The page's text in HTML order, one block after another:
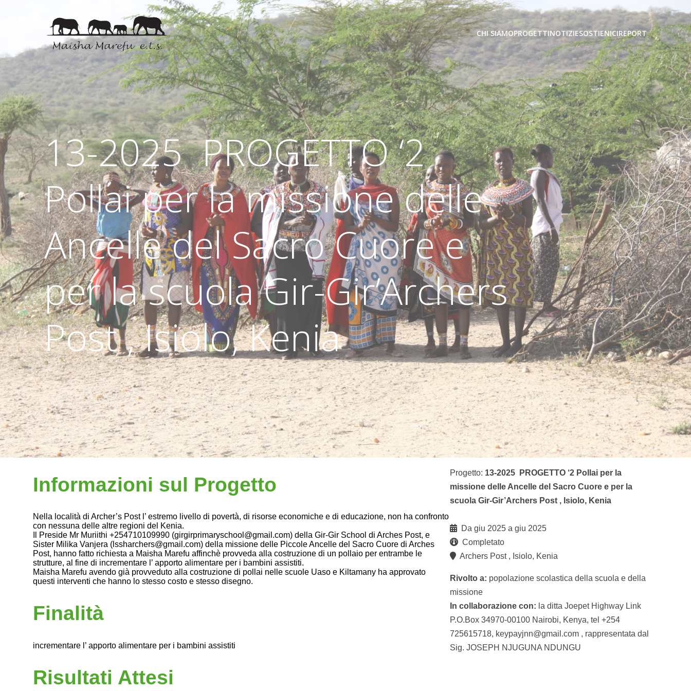
CHI SIAMOPROGETTINOTIZIESOSTIENICIREPORT
13-2025 PROGETTO ‘2
Pollai per la missione delle
Ancelle del Sacro Cuore e
per la scuola Gir-Gir’Archers
Post , Isiolo, Kenia
Informazioni sul Progetto
Nella località di Archer’s Post l’ estremo livello di povertà, di risorse economiche e di educazione, non ha confronto
con nessuna delle altre regioni del Kenia.
Il Preside Mr Muriithi +254710109990 (girgirprimaryschool@gmail.com) della Gir-Gir School di Arches Post, e
Sister Milika Vanjera (lssharchers@gmail.com) della missione delle Piccole Ancelle del Sacro Cuore di Arches
Post, hanno fatto richiesta a Maisha Marefu affinchè provveda alla costruzione di un pollaio per entrambe le
strutture, al fine di incrementare l’ apporto alimentare per i bambini assistiti.
Maisha Marefu avendo già provveduto alla costruzione di pollai nelle scuole Uaso e Kiltamany ha approvato
questi interventi che hanno lo stesso costo e stesso disegno.
Finalità
incrementare l’ apporto alimentare per i bambini assistiti
Risultati Attesi
Progetto: 13-2025 PROGETTO ‘2 Pollai per la
missione delle Ancelle del Sacro Cuore e per la
scuola Gir-Gir’Archers Post , Isiolo, Kenia
Da giu 2025 a giu 2025
Completato
Archers Post , Isiolo, Kenia
Rivolto a: popolazione scolastica della scuola e della
missione
In collaborazione con: la ditta Joepet Highway Link
P.O.Box 34970-00100 Nairobi, Kenya, tel +254
725615718, keypayjnn@gmail.com , rappresentata dal
Sig. JOSEPH NJUGUNA NDUNGU